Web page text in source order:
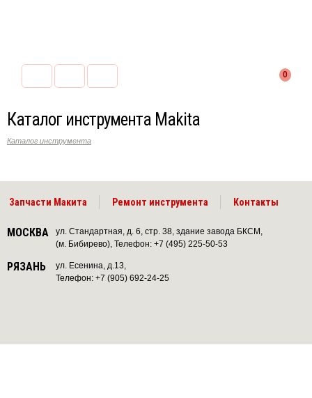
0
Каталог инструмента Makita
Каталог инструмента
Запчасти Макита Ремонт инструмента Контакты
МОСКВА
ул. Стандартная, д. 6, стр. 38, здание завода БКСМ,
(м. Бибирево), Телефон: +7 (495) 225-50-53
РЯЗАНЬ
ул. Есенина, д.13,
Телефон: +7 (905) 692-24-25